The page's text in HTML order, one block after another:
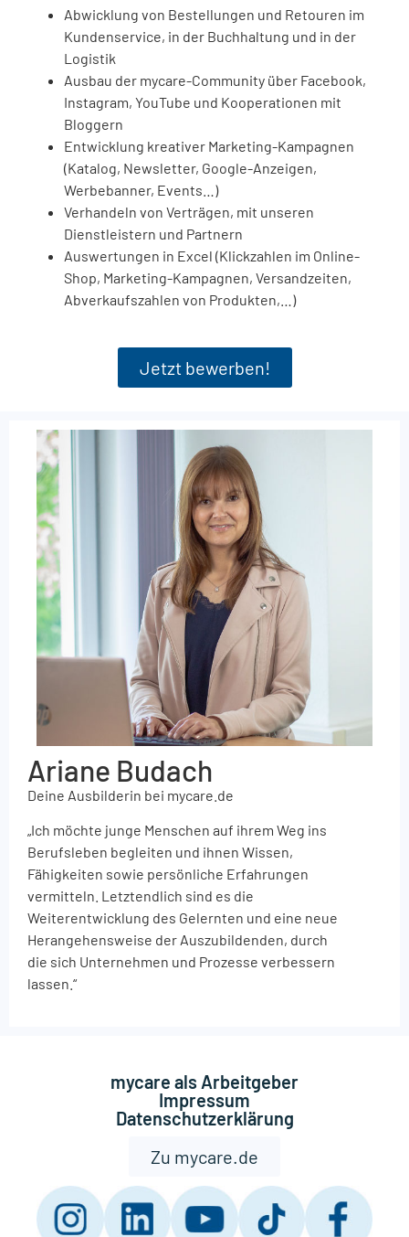
Abwicklung von Bestellungen und Retouren im
Kundenservice, in der Buchhaltung und in der
Logistik
Ausbau der mycare-Community über Facebook,
Instagram, YouTube und Kooperationen mit
Bloggern
Entwicklung kreativer Marketing-Kampagnen
(Katalog, Newsletter, Google-Anzeigen,
Werbebanner, Events…)
Verhandeln von Verträgen, mit unseren
Dienstleistern und Partnern
Auswertungen in Excel (Klickzahlen im Online-
Shop, Marketing-Kampagnen, Versandzeiten,
Abverkaufszahlen von Produkten,…)
Jetzt bewerben!
Ariane Budach
Deine Ausbilderin bei mycare.de
„Ich möchte junge Menschen auf ihrem Weg ins
Berufsleben begleiten und ihnen Wissen,
Fähigkeiten sowie persönliche Erfahrungen
vermitteln. Letztendlich sind es die
Weiterentwicklung des Gelernten und eine neue
Herangehensweise der Auszubildenden, durch
die sich Unternehmen und Prozesse verbessern
lassen.“
mycare als Arbeitgeber
Impressum
Datenschutzerklärung
Zu mycare.de